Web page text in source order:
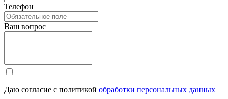
Телефон
Ваш вопрос
Даю согласие с политикой обработки персональных данных